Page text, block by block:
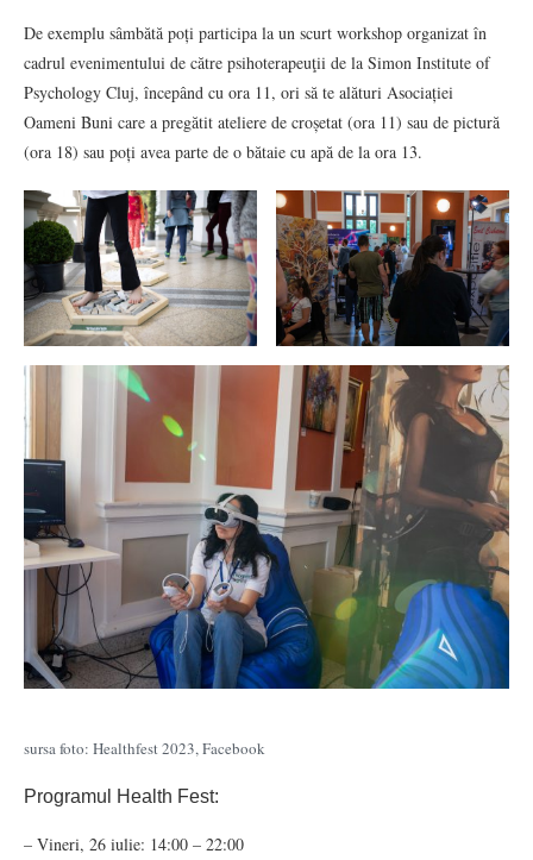
De exemplu sâmbătă poți participa la un scurt workshop organizat în
cadrul evenimentului de către psihoterapeuţii de la Simon Institute of
Psychology Cluj, începând cu ora 11, ori să te alături Asociației
Oameni Buni care a pregătit ateliere de croșetat (ora 11) sau de pictură
(ora 18) sau poți avea parte de o bătaie cu apă de la ora 13.
sursa foto: Healthfest 2023, Facebook
Programul Health Fest:
– Vineri, 26 iulie: 14:00 – 22:00